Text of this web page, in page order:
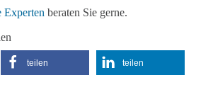
Experten beraten Sie gerne.
teilen teilen